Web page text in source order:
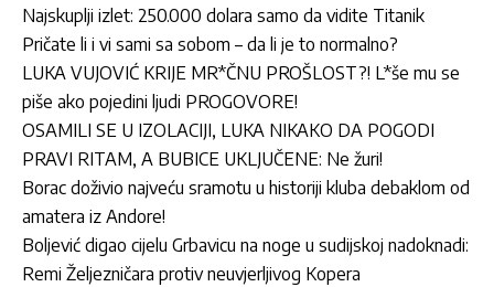
Najskuplji izlet: 250.000 dolara samo da vidite Titanik
Pričate li i vi sami sa sobom – da li je to normalno?
LUKA VUJOVIĆ KRIJE MR*ČNU PROŠLOST?! L*še mu se
piše ako pojedini ljudi PROGOVORE!
OSAMILI SE U IZOLACIJI, LUKA NIKAKO DA POGODI
PRAVI RITAM, A BUBICE UKLJUČENE: Ne žuri!
Borac doživio najveću sramotu u historiji kluba debaklom od
amatera iz Andore!
Boljević digao cijelu Grbavicu na noge u sudijskoj nadoknadi:
Remi Željezničara protiv neuvjerljivog Kopera